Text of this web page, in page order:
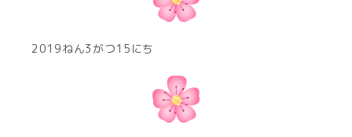
2019ねん3がつ15にち